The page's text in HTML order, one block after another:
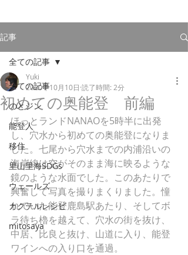
記事
全ての記事
のとジン
能登人
移住
里山里海SDGs
ウェールズ
カクテルレシピ
mitosaya
全ての記事
初めての奥能登 前編
Yuki
2020年10月10日 読了時間: 2分
ほっとランドNANAOを5時半に出発
し、穴水から初めての奥能登になりま
した。七尾から穴水までの内浦沿いの
海岸線は空がそのまま海に映るような
鏡のような水面でした。このあたりで
興奮して写真を撮りまくりました。憧
れていた能登鹿島駅あたり、そしてボ
ラ待ち櫓を越えて、穴水の街を抜け、
中居、比良と抜け、山道に入り、能登
ワインへの入り口を通過。